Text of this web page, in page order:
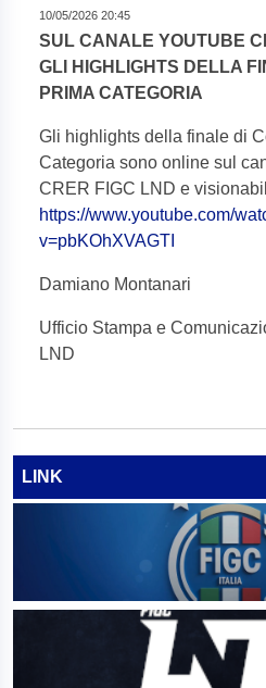
10/05/2026 20:45
SUL CANALE YOUTUBE
GLI HIGHLIGHTS DELLA
PRIMA CATEGORIA
Gli highlights della finale di
Categoria sono online sul
CRER FIGC LND e
https://www.youtube.com/
v=pbKOhXVAGTI
Damiano Montanari
Ufficio Stampa e
LND
LINK